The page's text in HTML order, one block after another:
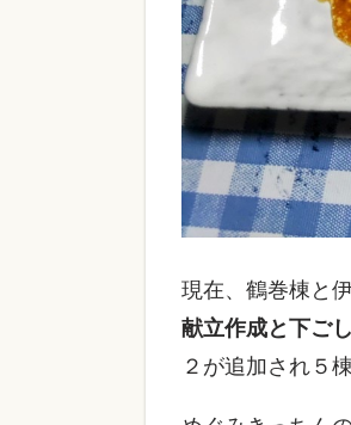
現在、鶴巻棟と
献立作成と下ご
２が追加され５